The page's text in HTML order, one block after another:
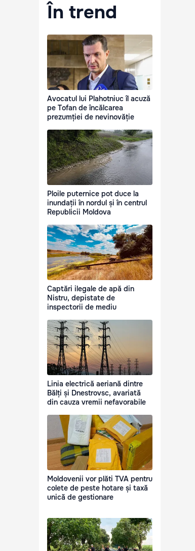
În trend
Avocatul lui Plahotniuc îl acuză
pe Tofan de încălcarea
prezumției de nevinovăție
Ploile puternice pot duce la
inundații în nordul și în centrul
Republicii Moldova
Captări ilegale de apă din
Nistru, depistate de
inspectorii de mediu
Linia electrică aeriană dintre
Bălți și Dnestrovsc, avariată
din cauza vremii nefavorabile
Moldovenii vor plăti TVA pentru
colete de peste hotare și taxă
unică de gestionare